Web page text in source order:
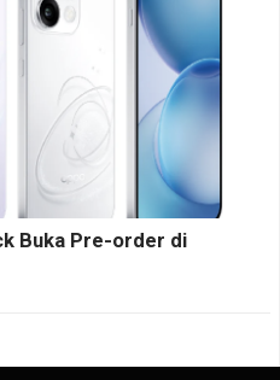
Buka Pre-order di